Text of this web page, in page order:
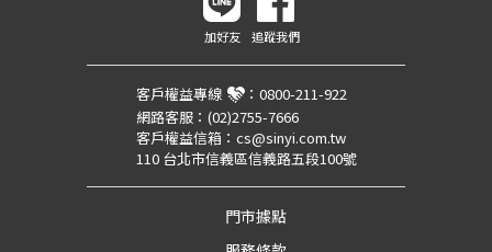
加好友 追蹤我們
客戶權益專線 ： 0800-211-922
網路客服： (02)2755-7666
客戶權益信箱： cs@sinyi.com.tw
110 台北市信義區信義路五段100號
門市據點